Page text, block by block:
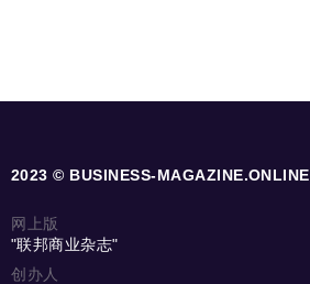
2023 © BUSINESS-MAGAZINE.ONLINE
网上版
"联邦商业杂志"
创办人